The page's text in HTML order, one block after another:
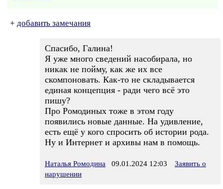
+ добавить замечания
Спасибо, Галина!
Я уже много сведений насобирала, но
никак не пойму, как же их все
скомпоновать. Как-то не складывается
единая концепция - ради чего всё это
пишу?
Про Ромодиных тоже в этом году
появились новые данные. На удивление,
есть ещё у кого спросить об истории рода.
Ну и Интернет и архивы нам в помощь.
Наталья Ромодина 09.01.2024 12:03
Заявить о
нарушении